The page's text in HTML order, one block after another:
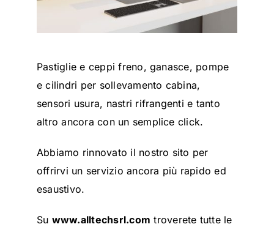
Pastiglie e ceppi freno, ganasce, pompe
e cilindri per sollevamento cabina,
sensori usura, nastri rifrangenti e tanto
altro ancora con un semplice click.
Abbiamo rinnovato il nostro sito per
offrirvi un servizio ancora più rapido ed
esaustivo.
Su www.alltechsrl.com troverete tutte le